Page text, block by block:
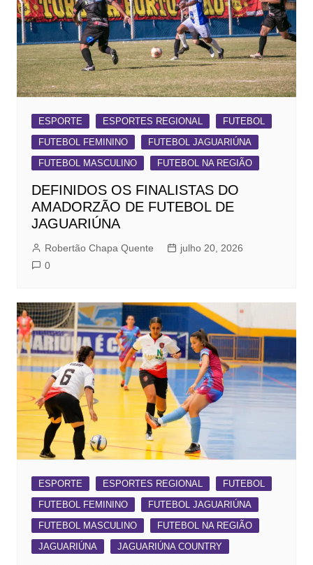
ESPORTE ESPORTES REGIONAL
FUTEBOL
FUTEBOL FEMININO
FUTEBOL JAGUARIÚNA
FUTEBOL MASCULINO
FUTEBOL NA REGIÃO
DEFINIDOS OS FINALISTAS DO
AMADORZÃO DE FUTEBOL DE
JAGUARIÚNA
Robertão Chapa Quente
julho 20, 2026
0
ESPORTE ESPORTES REGIONAL
FUTEBOL
FUTEBOL FEMININO
FUTEBOL JAGUARIÚNA
FUTEBOL MASCULINO
FUTEBOL NA REGIÃO
JAGUARIÚNA
JAGUARIÚNA COUNTRY